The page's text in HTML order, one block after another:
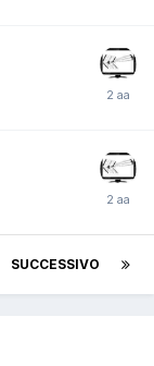
SUCCESSIVO